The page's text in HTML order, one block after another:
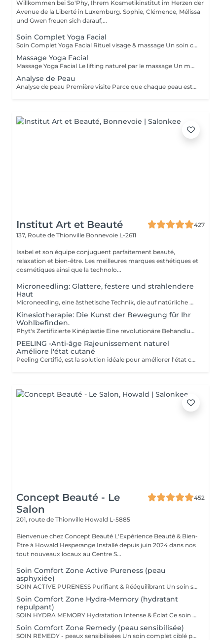
Willkommen bei So'Phy, Ihrem Kosmetikinstitut im Herzen der
Avenue de la Liberté in Luxemburg. Sophie, Clémence, Mélissa
und Gwen freuen sich darauf,...
Soin Complet Yoga Facial
Soin Complet Yoga Facial Rituel visage & massage Un soin complet qui associe les étapes essentielles d'un soin du visage à la puissance du Massage Yoga Facial. Après un nettoyage en profondeur, une exfoliation et un travail ciblé de la peau, le massage vient stimuler les muscles, relancer les circulations et relâcher les tensions du visage. Ce rituel se poursuit par l'application de soins adaptés afin d'hydrater, rééquilibrer et révéler l'éclat naturel de votre peau. Le visage paraît plus lisse, plus lumineux et naturellement redessiné. Un soin idéal pour celles et ceux qui souhaitent allier efficacité, relaxation et résultats visibles. Comme chaque soin chez So'Phy, le protocole est adapté en fonction des besoins de votre peau.
Massage Yoga Facial
Massage Yoga Facial Le lifting naturel par le massage Un massage du visage dynamique et profond qui stimule les muscles et relance les circulations pour redessiner les contours du visage. Grâce à des manuvres expertes et à l'utilisation d'outils spécifiques comme le Gua Sha et les Mushrooms, ce soin agit à la fois sur la tonicité de la peau et la détente des tensions faciales. Il permet de lisser les traits, d'illuminer le teint et de révéler un visage plus reposé et naturellement sculpté. Un soin idéal pour celles et ceux qui recherchent un effet visible, tout en profitant d'un moment de relâchement profond. Comme chaque soin chez So'Phy, le massage est adapté en fonction des besoins de votre peau et des tensions observées.
Analyse de Peau
Analyse de peau Première visite Parce que chaque peau est unique, toute première visite commence par une analyse approfondie. Ce diagnostic permet de comprendre l'état de votre peau, ses besoins réels et les déséquilibres éventuels, afin d'adapter votre soin de manière précise et personnalisée. À l'aide d'un appareil de diagnostic et de l'expertise de votre Skin Coach, nous prenons le temps d'observer, d'échanger et de vous guider vers les solutions les plus adaptées. Ce premier rendez-vous est une étape essentielle pour vous offrir des soins réellement efficaces et des résultats durables.
Institut Art et Beauté
427
137, Route de Thionville Bonnevoie L-2611
Isabel et son équipe conjuguent parfaitement beauté,
relaxation et bien-être. Les meilleures marques esthétiques et
cosmétiques ainsi que la technolo...
Microneedling: Glattere, festere und strahlendere
Haut
Microneedling, eine ästhetische Technik, die auf natürliche Weise die Produktion von Kollagen und Elastin stimuliert. Ideal zur Verbesserung der Hautstruktur, zur Verkleinerung erweiterter Poren, zur Minderung feiner Linien, Aknenarben oder Pigmentflecken. Sanfte und wirksame Methode, geeignet für alle Hauttypen. Professionelle Seren für ein optimales Ergebnis. Individuelle Beratung vor jeder Sitzung.
Kinesiotherapie: Die Kunst der Bewegung für Ihr
Wohlbefinden.
Phyt's Zertifizierte Kinéplastie Eine revolutionäre Behandlung, die Physiotherapie und natürliche Produkte kombiniert, um einen sanften und zugleich effektiven Ansatz für Schönheit zu bieten. Verwendet manuelle Techniken und biologische Produkte, um die Haut tiefgehend zu stimulieren, ganz ohne Chemikalien oder invasive Eingriffe. Jede Sitzung ist speziell auf Ihre individuellen Bedürfnisse abgestimmt und zielt auf Faszien und Muskeln ab, um eine maßgeschneiderte Lösung zu bieten, die sich perfekt an Ihre Haut anpasst. Sauerstoffzufuhr und Regeneration: Fördert die Blutzirkulation und die Zellregeneration, um die Elastizität und Festigkeit der Haut zu verbessern, wodurch Ihre Haut sichtbar jünger und straffer wirkt. Sofortige Ergebnisse: Erreichen Sie sichtbare Effekte bereits nach der ersten Sitzung mit deutlicher Straffung und Tonisierung. Jede Behandlung ist in Einzelampullen verpackt, um perfekte Hygiene, optimale Frische bei jeder Anwendung und präzise Dosierung sicherzustellen. Kosmetikerinnen Fatima Lisete Marie Francesca Die Phyt's Zertifizierte Kinéplastie ist mehr als nur eine Behandlung sie bietet greifbare Ergebnisse für die Gesundheit Ihrer Haut. Gönnen Sie sich diese Expertentherapie und enthüllen Sie revitalisierte, strahlende Haut mit der Unterstützung unserer erfahrenen Kosmetikerinnen.
PEELING -Anti-âge Rajeunissement naturel
Améliore l'état cutané
Peeling Certifié, est la solution idéale pour améliorer l'état cutané et lutter efficacement contre les signes du vieillissement. Ce soin avancé associe la puissance des ingrédients naturels à la rigueur des produits biologiques pour offrir des résultats visibles et durables. Certification BIO : Profitez de produits certifiés bio, garantissant une formulation respectueuse de votre peau et de l'environnement, tout en vous assurant une qualité irréprochable. Ingrédients naturels : Enrichi en actifs naturels, ce peeling favorise le renouvellement cellulaire, affine le grain de peau et améliore la texture cutanée pour un teint plus uniforme et éclatant. Ampoules individuelles : Chaque soin est conditionné en ampoules individuelles pour garantir une hygiène optimale, une fraîcheur parfaite à chaque application, et une précision dans l'utilisation des doses. Esthéticiennes Lisete Marie Francesca Mirza Déborah Une routine régulière de soins contribue à maintenir l'élasticité, la fermeté et l'éclat de votre peau, tout en prévenant les signes du vieillissement prématuré. Chaque soin que vous apportez à votre peau est un pas vers une beauté durable et naturellement rajeunie. Offrez à votre peau le meilleur de la nature avec le Peeling et découvrez une peau revitalisée et éclatante !
Concept Beauté - Le
Salon
452
201, route de Thionville Howald L-5885
Bienvenue chez Concept Beauté L'Expérience Beauté & Bien-
Être à Howald Hesperange Installé depuis juin 2024 dans nos
tout nouveaux locaux au Centre S...
Soin Comfort Zone Active Pureness (peau
asphyxiée)
SOIN ACTIVE PURENESS Purifiant & Rééquilibrant Un soin spécifique profond qui désincruste et libère la peau de toutes ses impuretés. Grâce à l'action combinée des exfoliants et des extraits naturels purifiants, il aide à désobstruer les pores, réduire l'excès de sébum et retrouver un teint plus net et équilibré. Idéal pour retrouver une peau fraîche et matifiée, tout en douceur. SOINS DU VISAGE COMFORT ZONE Nos soins du visage utilisent les produits de la marque Comfort Zone, une référence en cosmétique professionnelle alliant science, nature et innovation. Formulés avec des ingrédients d'origine naturelle, sans silicones, parabènes ni huiles minérales, ces soins sont conçus pour respecter l'équilibre de la peau tout en offrant des résultats visibles et durables. Chaque soin est un véritable rituel de bien-être et d'efficacité, adapté aux besoins spécifiques de votre peau.
Soin Comfort Zone Hydra-Memory (hydratant
repulpant)
SOIN HYDRA MEMORY Hydratation Intense & Éclat Ce soin booste l'hydratation et recharge la peau en eau grâce à l'acide hyaluronique et aux extraits naturels hydratants. Sa texture fraîche et ultra-sensorielle désaltère immédiatement la peau et lui redonne souplesse, douceur et éclat. Parfait pour les peaux déshydratées ou fatiguées, en quête de confort et de fraîcheur. SOINS DU VISAGE COMFORT ZONE Nos soins du visage utilisent les produits de la marque Comfort Zone, une référence en cosmétique professionnelle alliant science, nature et innovation. Formulés avec des ingrédients d'origine naturelle, sans silicones, parabènes ni huiles minérales, ces soins sont conçus pour respecter l'équilibre de la peau tout en offrant des résultats visibles et durables. Chaque soin est un véritable rituel de bien-être et d'efficacité, adapté aux besoins spécifiques de votre peau.
Soin Comfort Zone Remedy (peau sensibilisée)
SOIN REMEDY - peaux sensibilisées Un soin complet ciblé pour tous les âges et tous les types de peau. Le point commun ? Une peau sensibilisée, fragilisée et inconfortable. Apaiser, calmer et soulager la peau des inflammations, tel est l'objectif de ce soin qui renforce la barrière protectrice de la peau pour lui apporter sérénité et confort. SOINS DU VISAGE COMFORT ZONE Nos soins du visage utilisent les produits de la marque Comfort Zone, une référence en cosmétique professionnelle alliant science, nature et innovation. Formulés avec des ingrédients d'origine naturelle, sans silicones, parabènes ni huiles minérales, ces soins sont conçus pour respecter l'équilibre de la peau tout en offrant des résultats visibles et durables. Chaque soin est un véritable rituel de bien-être et d'efficacité, adapté aux besoins spécifiques de votre peau.